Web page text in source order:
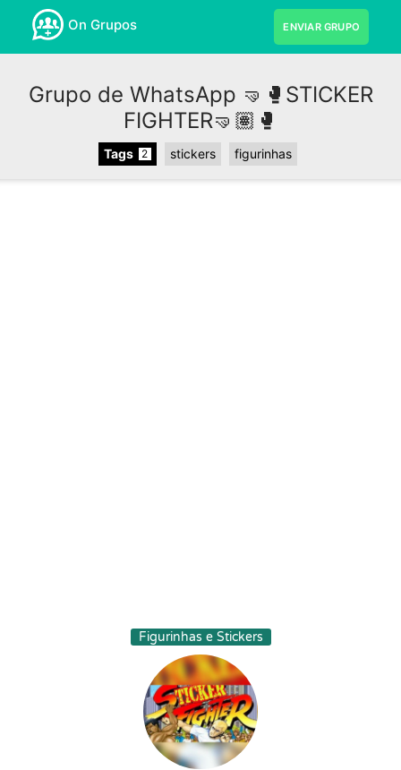
On Grupos ENVIAR GRUPO
Grupo de WhatsApp 🤜🥊STICKER
FIGHTER🤜🏽🥊
Tags 2 stickers figurinhas
Figurinhas e Stickers